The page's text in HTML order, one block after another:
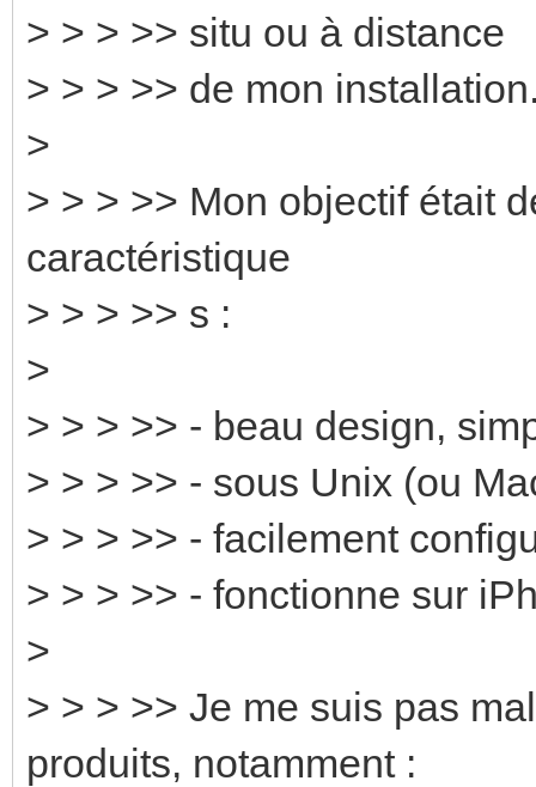
> > > >> situ ou à distance
> > > >> de mon
>
> > > >> Mon objectif était
caractéristique
> > > >> s :
>
> > > >> - beau design,
> > > >> - sous Unix (ou
> > > >> - facilement
> > > >> - fonctionne sur
>
> > > >> Je me suis pas
produits, notamment :